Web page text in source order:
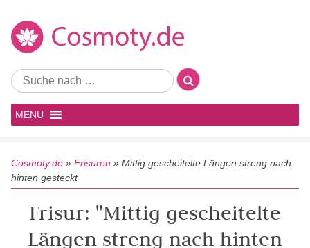
MENU
Cosmoty.de » Frisuren » Mittig gescheitelte Längen streng nach
hinten gesteckt
Frisur: "Mittig gescheitelte
Längen streng nach hinten